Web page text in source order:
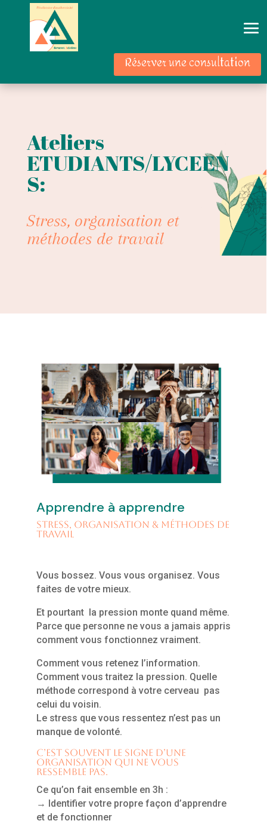
Réserver une consultation
Ateliers
ETUDIANTS/LYCEEN
S:
Stress, organisation et
méthodes de travail
Apprendre à apprendre
Stress, organisation & méthodes de
travail
Vous bossez. Vous vous organisez. Vous
faites de votre mieux.
Et pourtant la pression monte quand même.
Parce que personne ne vous a jamais appris
comment vous fonctionnez vraiment.
Comment vous retenez l’information.
Comment vous traitez la pression. Quelle
méthode correspond à votre cerveau pas
celui du voisin.
Le stress que vous ressentez n’est pas un
manque de volonté.
C’est souvent le signe d’une
organisation qui ne vous
ressemble pas.
Ce qu’on fait ensemble en 3h :
→ Identifier votre propre façon d’apprendre
et de fonctionner